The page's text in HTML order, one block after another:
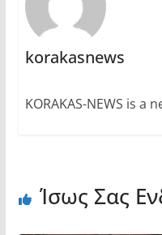
korakasnews
KORAKAS-NEWS is a
Ίσως Σας